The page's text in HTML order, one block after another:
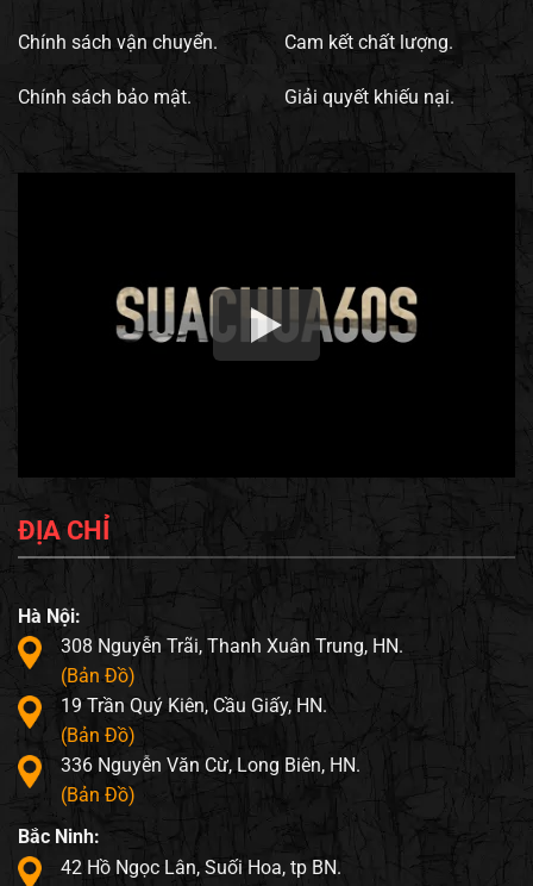
Chính sách vận chuyển.
Chính sách bảo mật.
Cam kết chất lượng.
Giải quyết khiếu nại.
ĐỊA CHỈ
Hà Nội:
308 Nguyễn Trãi, Thanh Xuân Trung, HN.
(Bản Đồ)
19 Trần Quý Kiên, Cầu Giấy, HN.
(Bản Đồ)
336 Nguyễn Văn Cừ, Long Biên, HN.
(Bản Đồ)
Bắc Ninh:
42 Hồ Ngọc Lân, Suối Hoa, tp BN.